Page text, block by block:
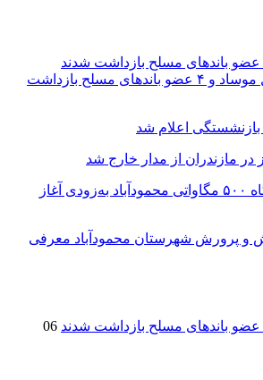
۲۱ عامل موساد و ۴ عضو باند‌های مسلح بازداشت
اعلام شد
فاز نخست نیروگاه ۵۰۰ مگاواتی محمودآباد به‌زودی آغاز
و پرورش شهرستان محمودآباد معرفی
06